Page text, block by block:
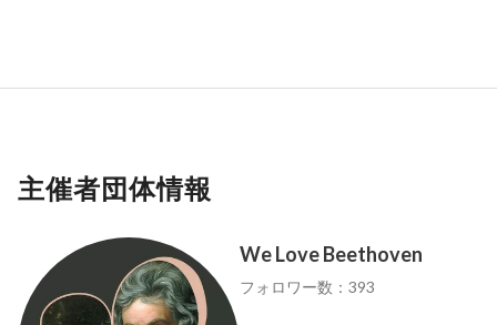
主催者団体情報
We Love Beethoven
フォロワー数：393